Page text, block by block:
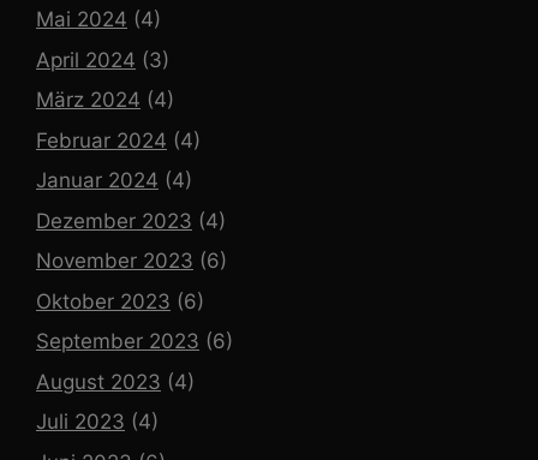
Mai 2024 (4)
April 2024 (3)
März 2024 (4)
Februar 2024 (4)
Januar 2024 (4)
Dezember 2023 (4)
November 2023 (6)
Oktober 2023 (6)
September 2023 (6)
August 2023 (4)
Juli 2023 (4)